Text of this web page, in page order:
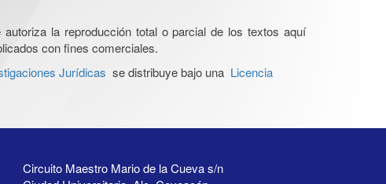
la reproducción total o parcial de los textos aquí
con fines comerciales.
Jurídicas se distribuye bajo una Licencia
Circuito Maestro Mario de la Cueva s/n